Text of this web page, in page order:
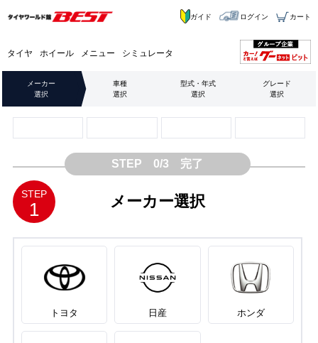
タイヤ ホイール メニュー シミュレータ
ガイド ログイン カート
メーカー
選択
車種
選択
型式・年式
選択
グレード
選択
STEP 0/3 完了
STEP
1 メーカー選択
トヨタ 日産 ホンダ